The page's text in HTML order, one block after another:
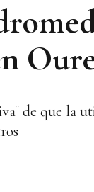
de que la